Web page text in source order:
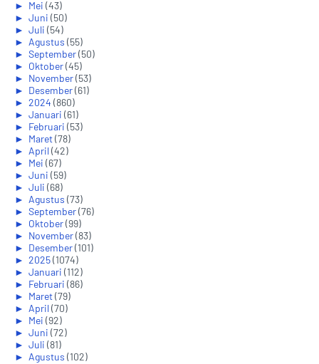
► Mei (43)
► Juni (50)
► Juli (54)
► Agustus (55)
► September(50)
► Oktober(45)
► November(53)
► Desember(61)
► 2024 (860)
► Januari (61)
► Februari (53)
► Maret(78)
► April(42)
► Mei (67)
► Juni (59)
► Juli (68)
► Agustus (73)
► September(76)
► Oktober(99)
► November(83)
► Desember(101)
► 2025(1074)
► Januari (112)
► Februari (86)
► Maret(79)
► April(70)
► Mei (92)
► Juni (72)
► Juli (81)
► Agustus (102)